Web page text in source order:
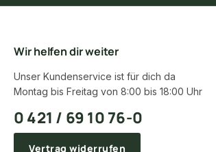
Wir helfen dir weiter
Unser Kundenservice ist für dich da
Montag bis Freitag von 8:00 bis 18:00 Uhr
0 421 / 69 10 76-0
Vertrag widerrufen